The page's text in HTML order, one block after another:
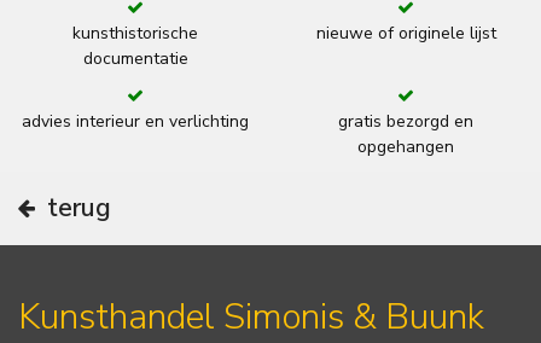
kunsthistorische
documentatie
nieuwe of originele lijst
advies interieur en verlichting
gratis bezorgd en
opgehangen
terug
Kunsthandel Simonis & Buunk